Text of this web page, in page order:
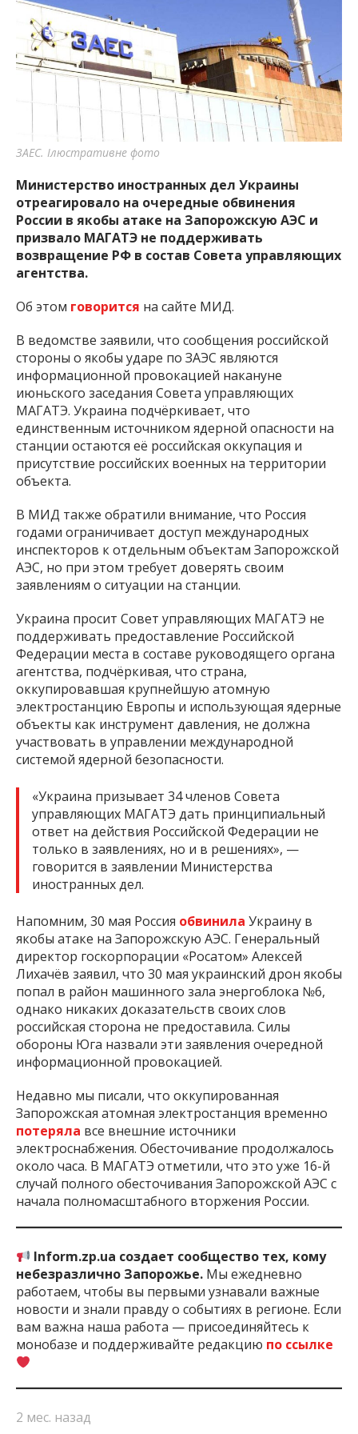
важную информацию о событиях
города Запорожья и области.
ЗАЕС. Ілюстративне фото
Министерство иностранных дел Украины
отреагировало на очередные обвинения
России в якобы атаке на Запорожскую АЭС и
призвало МАГАТЭ не поддерживать
возвращение РФ в состав Совета управляющих
агентства.
Об этом говорится на сайте МИД.
В ведомстве заявили, что сообщения российской
стороны о якобы ударе по ЗАЭС являются
информационной провокацией накануне
июньского заседания Совета управляющих
МАГАТЭ. Украина подчёркивает, что
единственным источником ядерной опасности на
станции остаются её российская оккупация и
присутствие российских военных на территории
объекта.
В МИД также обратили внимание, что Россия
годами ограничивает доступ международных
инспекторов к отдельным объектам Запорожской
АЭС, но при этом требует доверять своим
заявлениям о ситуации на станции.
Украина просит Совет управляющих МАГАТЭ не
поддерживать предоставление Российской
Федерации места в составе руководящего органа
агентства, подчёркивая, что страна,
оккупировавшая крупнейшую атомную
электростанцию Европы и использующая ядерные
объекты как инструмент давления, не должна
участвовать в управлении международной
системой ядерной безопасности.
«Украина призывает 34 членов Совета
управляющих МАГАТЭ дать принципиальный
ответ на действия Российской Федерации не
только в заявлениях, но и в решениях», —
говорится в заявлении Министерства
иностранных дел.
Напомним, 30 мая Россия обвинила Украину в
якобы атаке на Запорожскую АЭС. Генеральный
директор госкорпорации «Росатом» Алексей
Лихачёв заявил, что 30 мая украинский дрон якобы
попал в район машинного зала энергоблока №6,
однако никаких доказательств своих слов
российская сторона не предоставила. Силы
обороны Юга назвали эти заявления очередной
информационной провокацией.
Недавно мы писали, что оккупированная
Запорожская атомная электростанция временно
потеряла все внешние источники
электроснабжения. Обесточивание продолжалось
около часа. В МАГАТЭ отметили, что это уже 16-й
случай полного обесточивания Запорожской АЭС с
начала полномасштабного вторжения России.
Inform.zp.ua создает сообщество тех, кому
небезразлично Запорожье. Мы ежедневно
работаем, чтобы вы первыми узнавали важные
новости и знали правду о событиях в регионе. Если
вам важна наша работа — присоединяйтесь к
монобазе и поддерживайте редакцию по ссылке
2 мес. назад